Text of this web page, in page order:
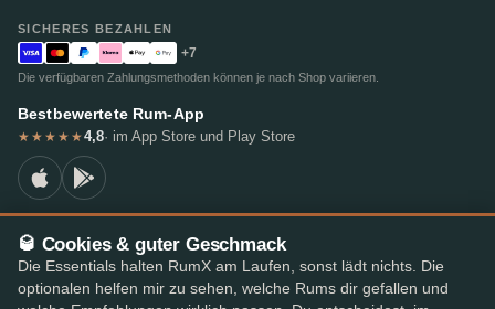
SICHERES BEZAHLEN
+7
Die verfügbaren Zahlungsmethoden können je nach Shop variieren.
Bestbewertete Rum-App
★★★★★4,8· im App Store und Play Store
© 2026 RumX
RumX® ist eine eingetragene Unionsmarke (EUTM Nr. 018407164).
Impressum Datenschutzrichtlinie Cookie-EinstellungenAGB
🥃 Cookies & guter Geschmack
Die Essentials halten RumX am Laufen, sonst lädt nichts. Die
optionalen helfen mir zu sehen, welche Rums dir gefallen und